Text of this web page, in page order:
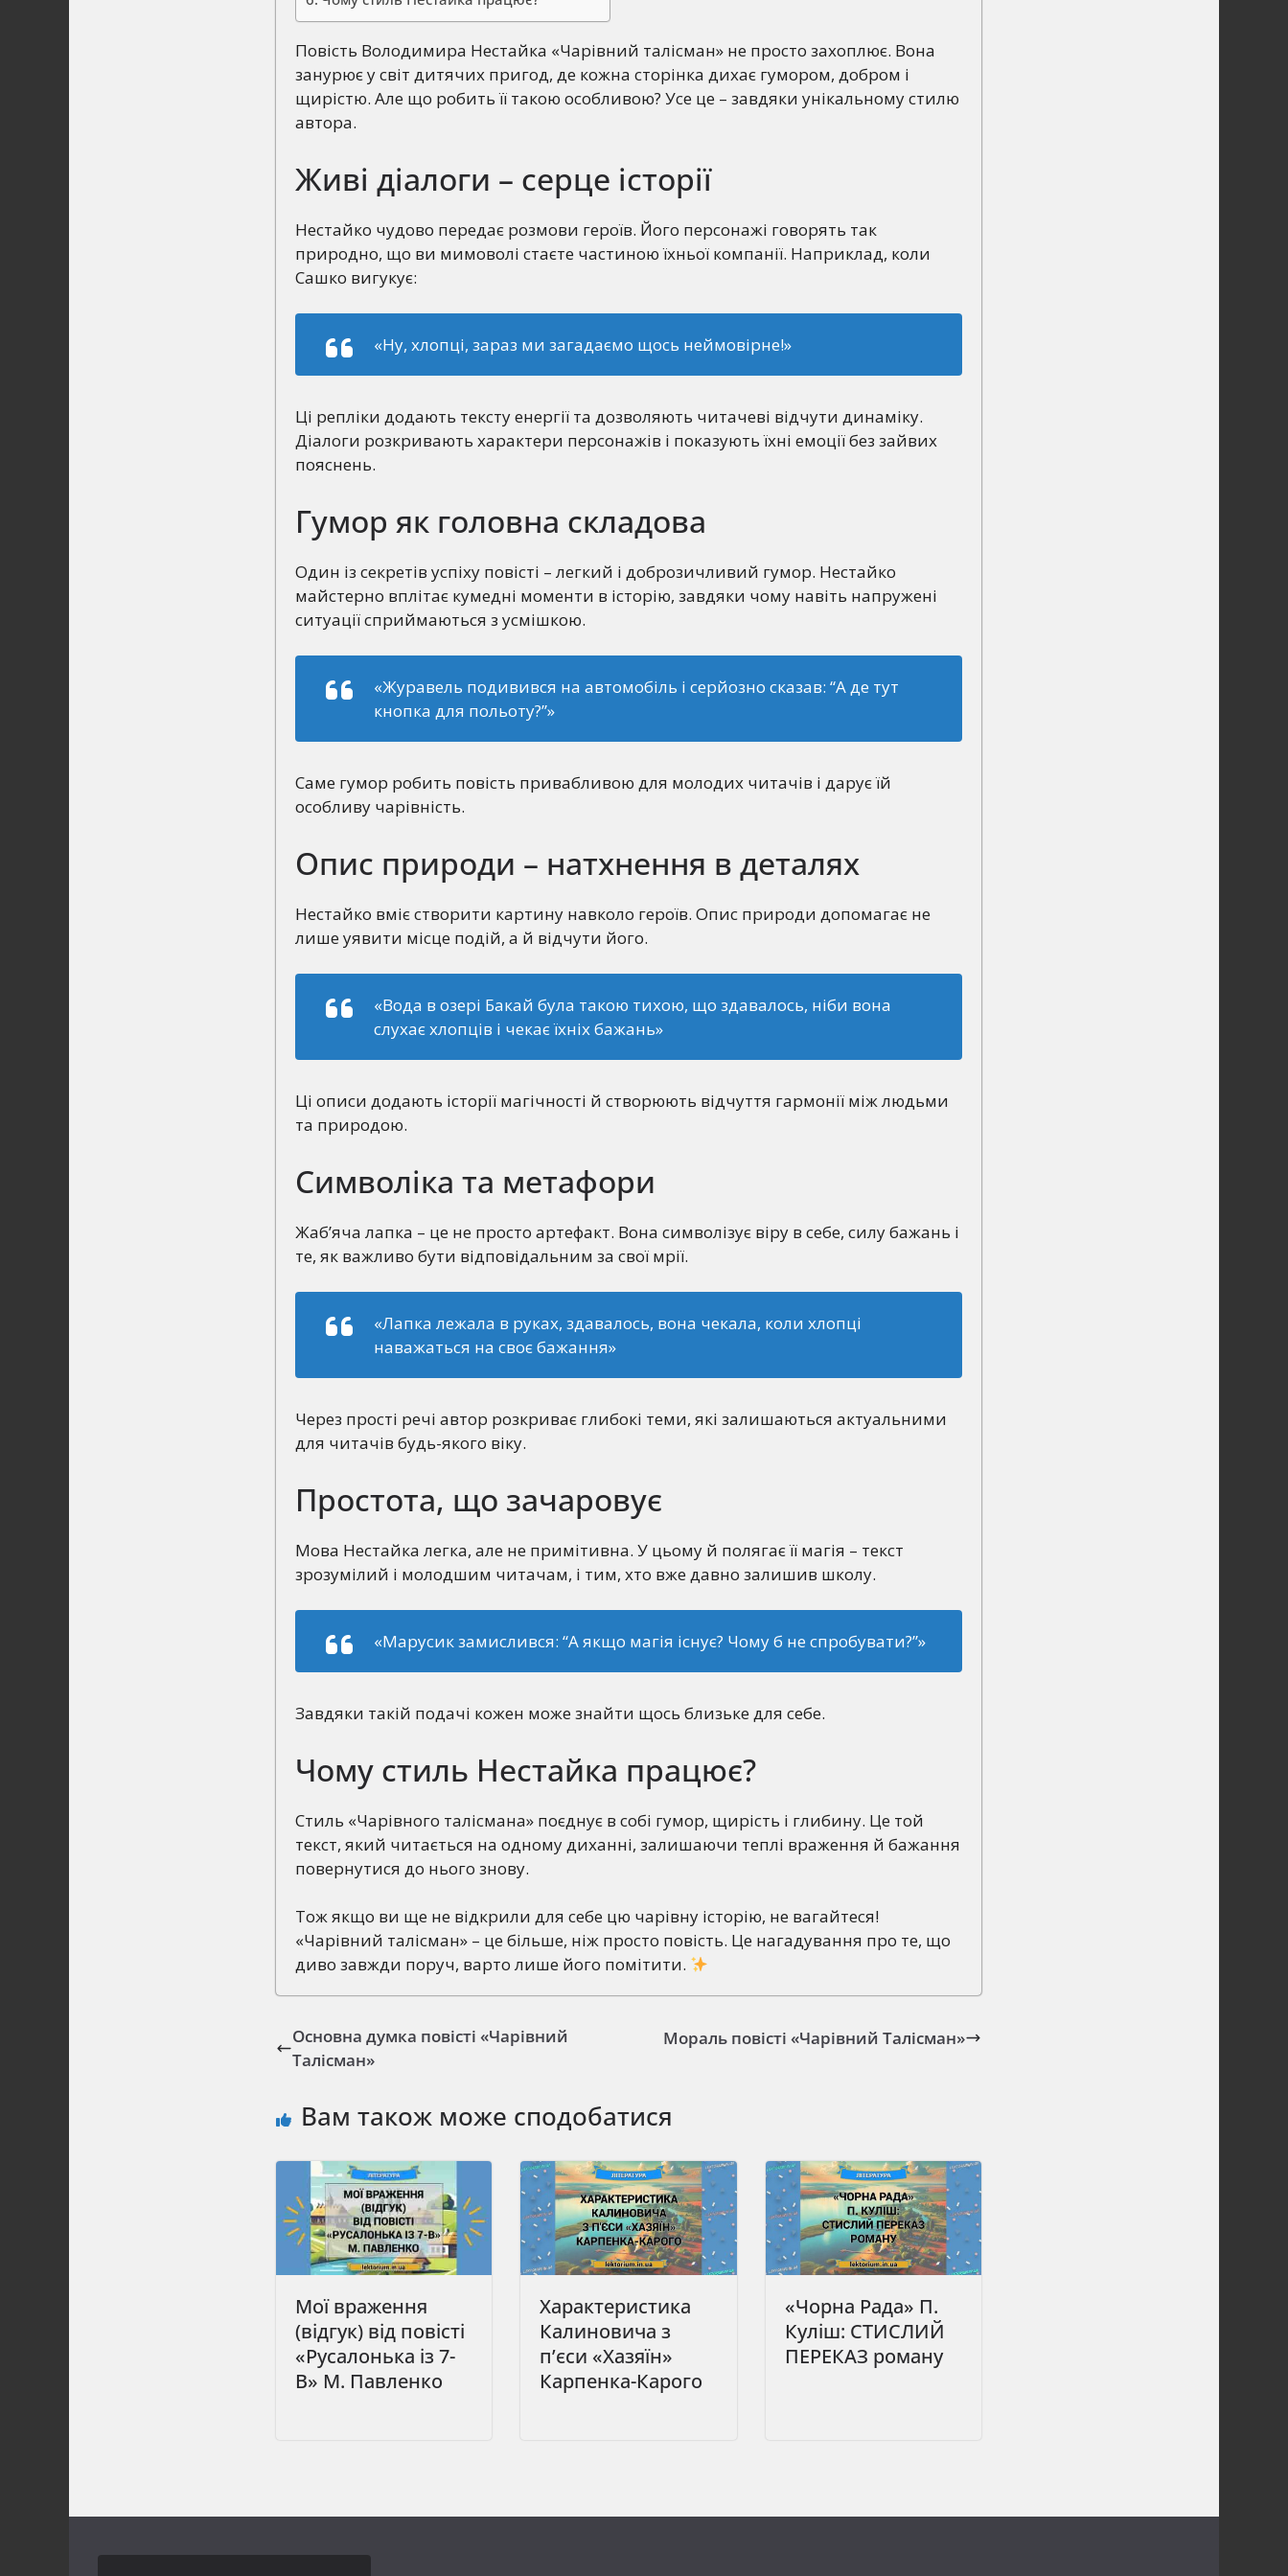
Повість Володимира Нестайка «Чарівний талісман» не просто захоплює. Вона
занурює у світ дитячих пригод, де кожна сторінка дихає гумором, добром і
щирістю. Але що робить її такою особливою? Усе це – завдяки унікальному стилю
автора.
Живі діалоги – серце історії
Нестайко чудово передає розмови героїв. Його персонажі говорять так
природно, що ви мимоволі стаєте частиною їхньої компанії. Наприклад, коли
Сашко вигукує:
«Ну, хлопці, зараз ми загадаємо щось неймовірне!»
Ці репліки додають тексту енергії та дозволяють читачеві відчути динаміку.
Діалоги розкривають характери персонажів і показують їхні емоції без зайвих
пояснень.
Гумор як головна складова
Один із секретів успіху повісті – легкий і доброзичливий гумор. Нестайко
майстерно вплітає кумедні моменти в історію, завдяки чому навіть напружені
ситуації сприймаються з усмішкою.
«Журавель подивився на автомобіль і серйозно сказав: “А де тут
кнопка для польоту?”»
Саме гумор робить повість привабливою для молодих читачів і дарує їй
особливу чарівність.
Опис природи – натхнення в деталях
Нестайко вміє створити картину навколо героїв. Опис природи допомагає не
лише уявити місце подій, а й відчути його.
«Вода в озері Бакай була такою тихою, що здавалось, ніби вона
слухає хлопців і чекає їхніх бажань»
Ці описи додають історії магічності й створюють відчуття гармонії між людьми
та природою.
Символіка та метафори
Жаб’яча лапка – це не просто артефакт. Вона символізує віру в себе, силу бажань і
те, як важливо бути відповідальним за свої мрії.
«Лапка лежала в руках, здавалось, вона чекала, коли хлопці
наважаться на своє бажання»
Через прості речі автор розкриває глибокі теми, які залишаються актуальними
для читачів будь-якого віку.
Простота, що зачаровує
Мова Нестайка легка, але не примітивна. У цьому й полягає її магія – текст
зрозумілий і молодшим читачам, і тим, хто вже давно залишив школу.
«Марусик замислився: “А якщо магія існує? Чому б не спробувати?”»
Завдяки такій подачі кожен може знайти щось близьке для себе.
Чому стиль Нестайка працює?
Стиль «Чарівного талісмана» поєднує в собі гумор, щирість і глибину. Це той
текст, який читається на одному диханні, залишаючи теплі враження й бажання
повернутися до нього знову.
Тож якщо ви ще не відкрили для себе цю чарівну історію, не вагайтеся!
«Чарівний талісман» – це більше, ніж просто повість. Це нагадування про те, що
диво завжди поруч, варто лише його помітити.
Основна думка повісті «Чарівний
Талісман»
Мораль повісті «Чарівний Талісман»
Вам також може сподобатися
Мої враження
(відгук) від повісті
«Русалонька із 7-
В» М. Павленко
Характеристика
Калиновича з
п’єси «Хазяїн»
Карпенка-Карого
«Чорна Рада» П.
Куліш: СТИСЛИЙ
ПЕРЕКАЗ роману